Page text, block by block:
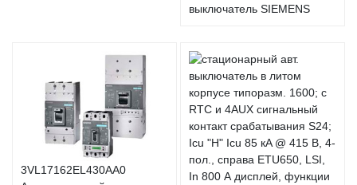
выключатель SIEMENS
3VL17162EL430AA0